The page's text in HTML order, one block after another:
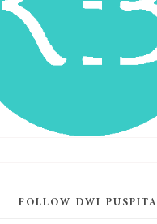
FOLLOW DWI PUSPITA